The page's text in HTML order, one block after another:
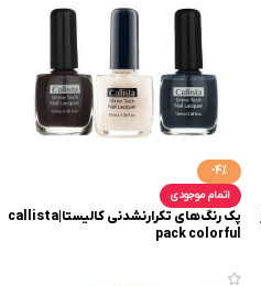
-4%
اتمام موجودی
پک رنگ‌های تکرارنشدنی کالیستا|callista
pack colorful